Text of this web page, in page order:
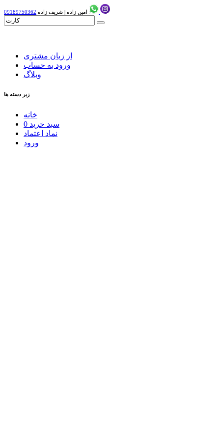
09189750362 امین زاده | شریف زاده
از زبان مشتری
ورود به حساب
وبلاگ
زیر دسته ها
خانه
0 سبد خرید
نماد اعتماد
ورود